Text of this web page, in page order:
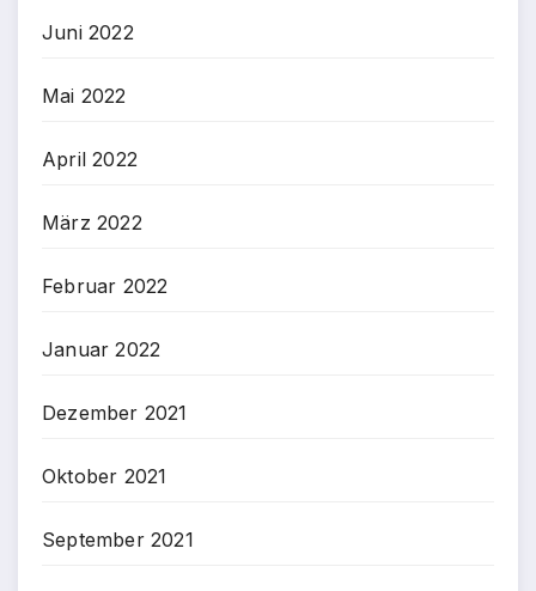
Juni 2022
Mai 2022
April 2022
März 2022
Februar 2022
Januar 2022
Dezember 2021
Oktober 2021
September 2021